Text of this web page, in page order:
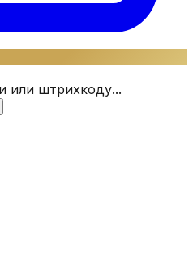
или штрихкоду...